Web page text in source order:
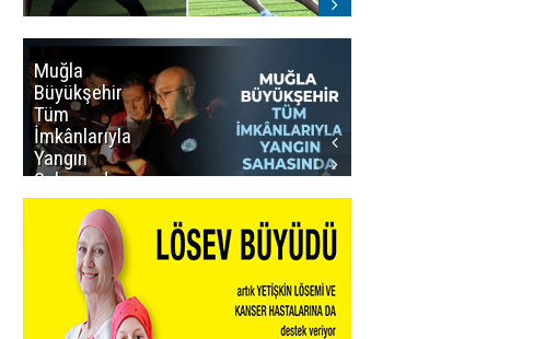
Muğla
Büyükşehir
Tüm
İmkânlarıyla
Yangın
Sahasında